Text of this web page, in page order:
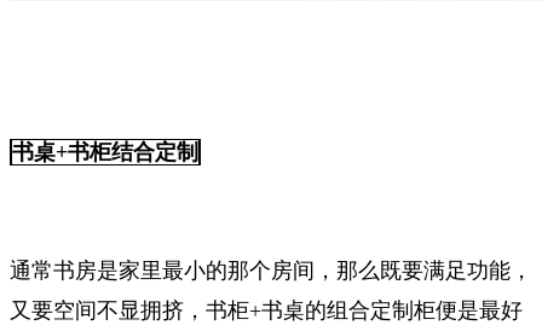
书桌+书柜结合定制
通常书房是家里最小的那个房间，那么既要满足功能，
又要空间不显拥挤，书柜+书桌的组合定制柜便是最好